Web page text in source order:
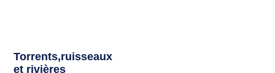
Torrents,ruisseaux
et rivières